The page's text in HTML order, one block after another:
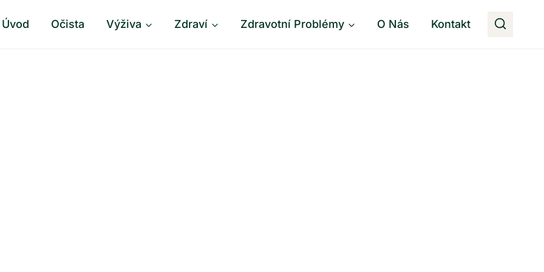
Úvod Očista Výživa Zdraví Zdravotní Problémy O Nás Kontakt